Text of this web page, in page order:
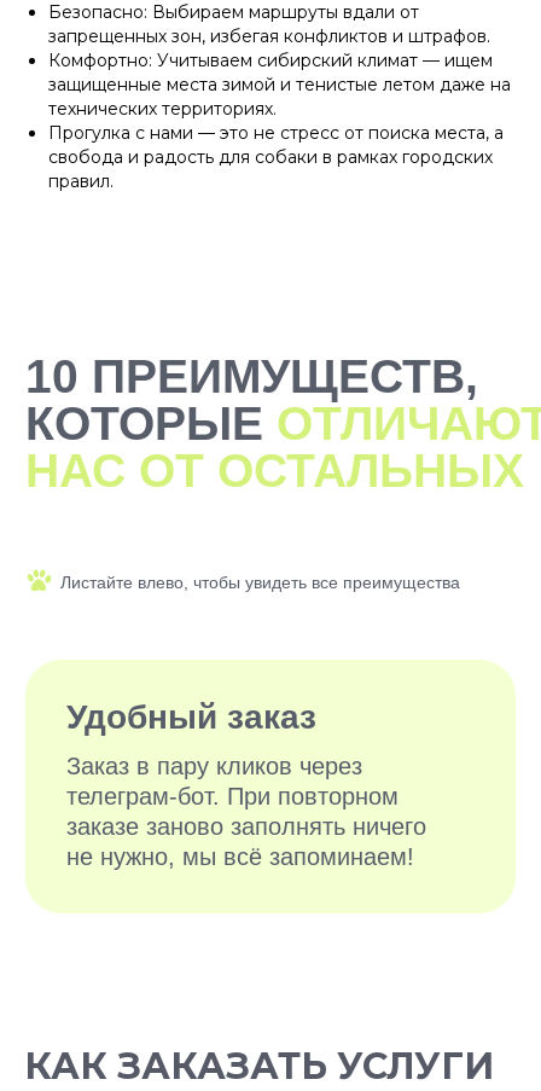
Безопасно: Выбираем маршруты вдали от
запрещенных зон, избегая конфликтов и штрафов.
Комфортно: Учитываем сибирский климат — ищем
защищенные места зимой и тенистые летом даже на
технических территориях.
Прогулка с нами — это не стресс от поиска места, а
свобода и радость для собаки в рамках городских
правил.
КАК ЗАКАЗАТЬ УСЛУГИ
2000+ САМЫХ
ЗАБОТЛИВЫХ
ВЫГУЛЬЩИКОВ
ДОВОЛЬНЫХ